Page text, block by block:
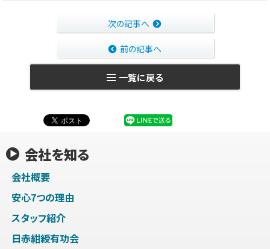
次の記事へ
前の記事へ
一覧に戻る
会社を知る
会社概要
安心7つの理由
スタッフ紹介
日赤紺綬有功会